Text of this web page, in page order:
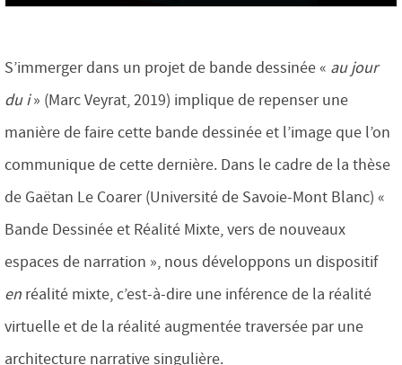
S’immerger dans un projet de bande dessinée « au jour
du i» (Marc Veyrat, 2019) implique de repenser une
manière de faire cette bande dessinée et l’image que l’on
communique de cette dernière. Dans le cadre de la thèse
de Gaëtan Le Coarer (Université de Savoie-Mont Blanc) «
Bande Dessinée et Réalité Mixte, vers de nouveaux
espaces de narration », nous développons un dispositif
en réalité mixte, c’est-à-dire une inférence de la réalité
virtuelle et de la réalité augmentée traversée par une
architecture narrative singulière.